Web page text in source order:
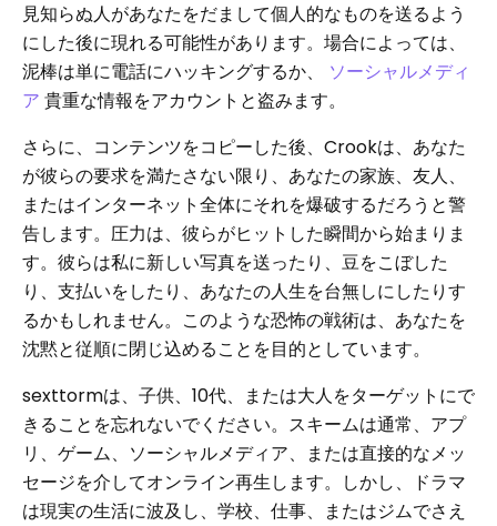
見知らぬ人があなたをだまして個人的なものを送るよう
にした後に現れる可能性があります。場合によっては、
泥棒は単に電話にハッキングするか、 ソーシャルメディ
ア 貴重な情報をアカウントと盗みます。
さらに、コンテンツをコピーした後、Crookは、あなた
が彼らの要求を満たさない限り、あなたの家族、友人、
またはインターネット全体にそれを爆破するだろうと警
告します。圧力は、彼らがヒットした瞬間から始まりま
す。彼らは私に新しい写真を送ったり、豆をこぼした
り、支払いをしたり、あなたの人生を台無しにしたりす
るかもしれません。このような恐怖の戦術は、あなたを
沈黙と従順に閉じ込めることを目的としています。
sexttormは、子供、10代、または大人をターゲットにで
きることを忘れないでください。スキームは通常、アプ
リ、ゲーム、ソーシャルメディア、または直接的なメッ
セージを介してオンライン再生します。しかし、ドラマ
は現実の生活に波及し、学校、仕事、またはジムでさえ